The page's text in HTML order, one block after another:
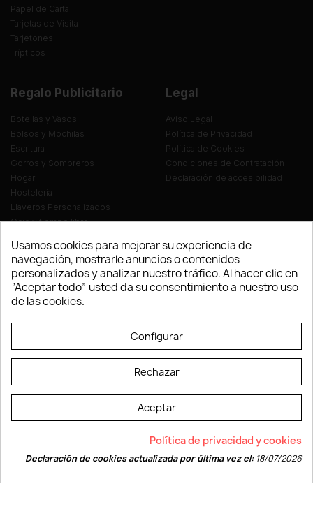
Papel de Carta
Tarjetas de Visita
Tarjetones
Trípticos
Regalo Publicitario
Botellas y Vasos
Bolsos y Mochilas
Escritura
Gorros y Sombreros
Hogar
Hostelería
Llaveros Personalizados
Ocio y tiempo libre
Ropa y Textil
Tecnología
Verano y playa
Vestuario laboral
Legal
Aviso Legal
Política de Privacidad
Política de Cookies
Condiciones de Contratación
Declaración de accesibilidad
© LEVELPRINT - 2026
La página dispone de código accesible según las normas dictadas por la
W3C
Usamos cookies para mejorar su experiencia de
navegación, mostrarle anuncios o contenidos
personalizados y analizar nuestro tráfico. Al hacer clic en
“Aceptar todo” usted da su consentimiento a nuestro uso
de las cookies.
Configurar
Rechazar
Aceptar
Política de privacidad y cookies
Declaración de cookies actualizada por última vez el:18/07/2026